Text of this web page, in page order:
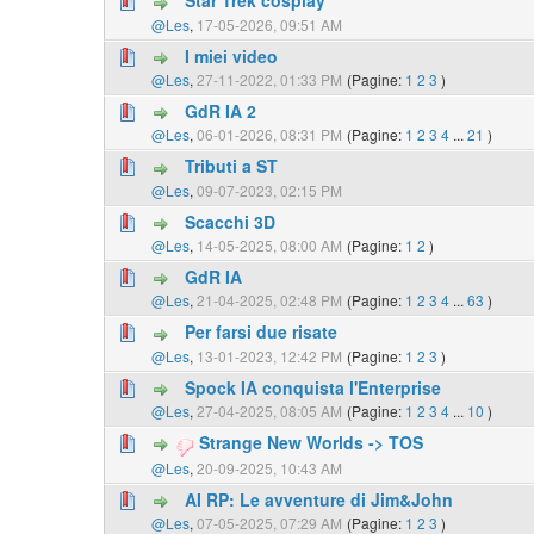
@Les, 17-05-2026, 09:51 AM
I miei video
@Les, 27-11-2022, 01:33 PM (Pagine: 1 2 3 )
GdR IA 2
@Les, 06-01-2026, 08:31 PM (Pagine: 1 2 3 4 ... 21 )
Tributi a ST
@Les, 09-07-2023, 02:15 PM
Scacchi 3D
@Les, 14-05-2025, 08:00 AM (Pagine: 1 2 )
GdR IA
@Les, 21-04-2025, 02:48 PM (Pagine: 1 2 3 4 ... 63 )
Per farsi due risate
@Les, 13-01-2023, 12:42 PM (Pagine: 1 2 3 )
Spock IA conquista l'Enterprise
@Les, 27-04-2025, 08:05 AM (Pagine: 1 2 3 4 ... 10 )
Strange New Worlds -> TOS
@Les, 20-09-2025, 10:43 AM
AI RP: Le avventure di Jim&John
@Les, 07-05-2025, 07:29 AM (Pagine: 1 2 3 )